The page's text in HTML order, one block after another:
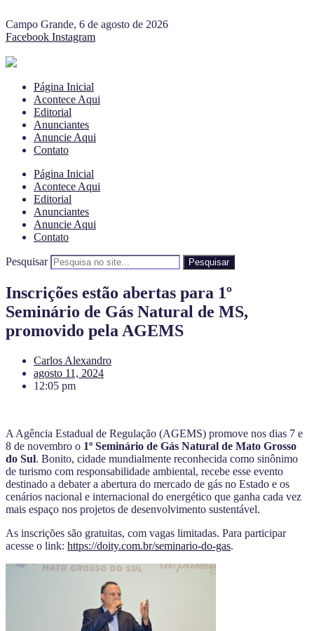
Campo Grande, 6 de agosto de 2026
Facebook Instagram
Página Inicial
Acontece Aqui
Editorial
Anunciantes
Anuncie Aqui
Contato
Página Inicial
Acontece Aqui
Editorial
Anunciantes
Anuncie Aqui
Contato
Pesquisar Pesquisar
Inscrições estão abertas para 1º
Seminário de Gás Natural de MS,
promovido pela AGEMS
Carlos Alexandro
agosto 11, 2024
12:05 pm
A Agência Estadual de Regulação (AGEMS) promove nos dias 7 e
8 de novembro o 1º Seminário de Gás Natural de Mato Grosso
do Sul. Bonito, cidade mundialmente reconhecida como sinônimo
de turismo com responsabilidade ambiental, recebe esse evento
destinado a debater a abertura do mercado de gás no Estado e os
cenários nacional e internacional do energético que ganha cada vez
mais espaço nos projetos de desenvolvimento sustentável.
As inscrições são gratuitas, com vagas limitadas. Para participar
acesse o link: https://doity.com.br/seminario-do-gas.